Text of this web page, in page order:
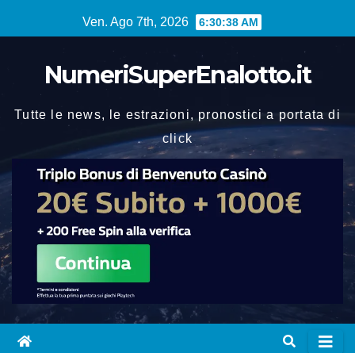
al
Ven. Ago 7th, 2026 6:30:39 AM
NumeriSuperEnalotto.it
Tutte le news, le estrazioni, pronostici a portata di
click